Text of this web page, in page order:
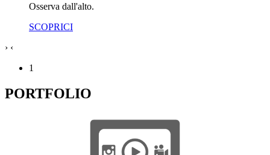
Osserva dall'alto.
SCOPRICI
› ‹
1
PORTFOLIO